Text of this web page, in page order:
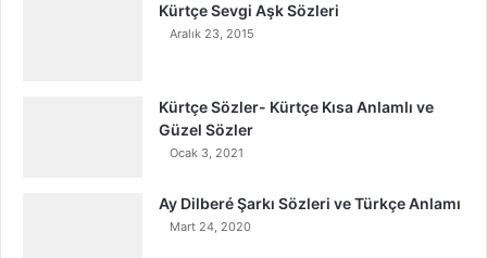
Kürtçe Sevgi Aşk Sözleri
Aralık 23, 2015
Kürtçe Sözler- Kürtçe Kısa Anlamlı ve
Güzel Sözler
Ocak 3, 2021
Ay Dilberé Şarkı Sözleri ve Türkçe Anlamı
Mart 24, 2020